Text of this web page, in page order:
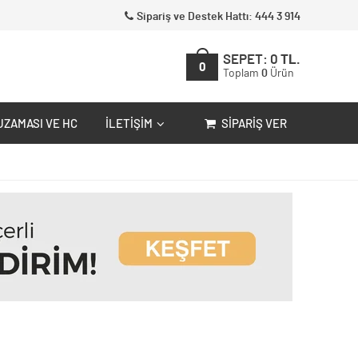
Sipariş ve Destek Hattı: 444 3 914
0
SEPET: 0 TL.
Toplam 0 Ürün
VE HC İLETIŞIM SIPARIŞ VER